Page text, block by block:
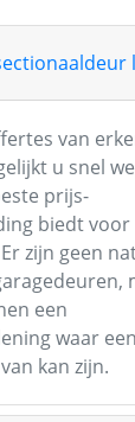
van
u snel
prijs-
biedt voor
zijn geen
een
waar
kan zijn.